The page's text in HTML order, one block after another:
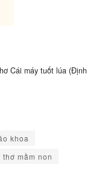
Cái máy tuốt lúa (Định
khoa
thơ mầm non